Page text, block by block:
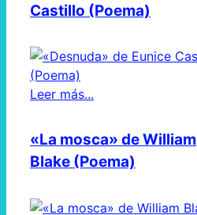
Castillo (Poema)
Leer más...
«La mosca» de William
Blake (Poema)